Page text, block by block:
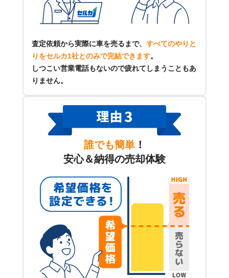
査定依頼から実際に車を売るまで、 すべてのやりと
りをセルカ1社とのみで完結できます。
しつこい営業電話もないので疲れてしまうこともあ
りません。
誰でも簡単 ！
安心＆納得の売却体験